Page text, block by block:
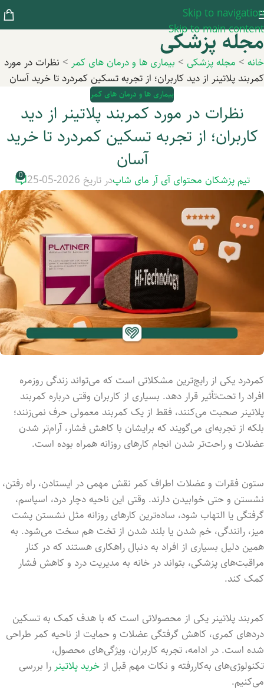
Skip to navigation
Skip to main content
مجله پزشکی
خانه > مجله پزشکی > بیماری ها و درمان های کمر > نظرات در مورد
کمربند پلاتینر از دید کاربران؛ از تجربه تسکین کمردرد تا خرید آسان
بیماری ها و درمان های کمر
نظرات در مورد کمربند پلاتینر از دید
کاربران؛ از تجربه تسکین کمردرد تا خرید
آسان
تیم پزشکان محتوای آی آر مای شاپدر تاریخ 2026-05-25 0
کمردرد یکی از رایج‌ترین مشکلاتی است که می‌تواند زندگی روزمره
افراد را تحت‌تأثیر قرار دهد. بسیاری از کاربران وقتی درباره کمربند
پلاتینر صحبت می‌کنند، فقط از یک کمربند معمولی حرف نمی‌زنند؛
بلکه از تجربه‌ای می‌گویند که برایشان با کاهش فشار، آرام‌تر شدن
عضلات و راحت‌تر شدن انجام کارهای روزانه همراه بوده است.
ستون فقرات و عضلات اطراف کمر نقش مهمی در ایستادن، راه رفتن،
نشستن و حتی خوابیدن دارند. وقتی این ناحیه دچار درد، اسپاسم،
گرفتگی یا التهاب شود، ساده‌ترین کارهای روزانه مثل نشستن پشت
میز، رانندگی، خم شدن یا بلند شدن از تخت هم سخت می‌شود. به
همین دلیل بسیاری از افراد به دنبال راهکاری هستند که در کنار
مراقبت‌های پزشکی، بتواند در خانه به مدیریت درد و کاهش فشار
کمک کند.
کمربند پلاتینر یکی از محصولاتی است که با هدف کمک به تسکین
دردهای کمری، کاهش گرفتگی عضلات و حمایت از ناحیه کمر طراحی
شده است. در ادامه، تجربه کاربران، ویژگی‌های محصول،
تکنولوژی‌های به‌کاررفته و نکات مهم قبل از خرید پلاتینر را بررسی
می‌کنیم.